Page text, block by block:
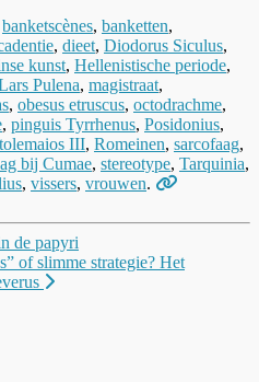
banketscènes, banketten,
, dieet, Diodorus Siculus,
kunst, Hellenistische periode,
Pulena, magistraat,
, obesus etruscus, octodrachme,
, pinguis Tyrrhenus, Posidonius,
III, Romeinen, sarcofaag,
bij Cumae, stereotype, Tarquinia,
, vissers, vrouwen.
de papyri
of slimme strategie? Het